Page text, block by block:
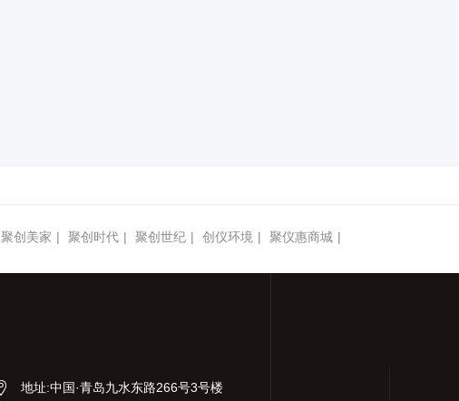
聚创美家 | 聚创时代 | 聚创世纪 | 创仪环境 | 聚仪惠商城 |
地址:中国·青岛九水东路266号3号楼